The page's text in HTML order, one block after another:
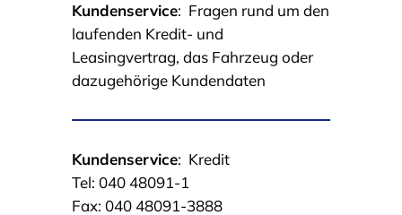
Kundenservice: Fragen rund um den
laufenden Kredit- und
Leasingvertrag, das Fahrzeug oder
dazugehörige Kundendaten
Kundenservice: Kredit
Tel: 040 48091-1
Fax: 040 48091-3888